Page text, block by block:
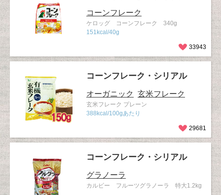
コーンフレーク
ケロッグ コーンフレーク 340g
151kcal/40g
33943
コーンフレーク・シリアル
オーガニック 玄米フレーク
玄米フレーク プレーン
388kcal/100gあたり
29681
コーンフレーク・シリアル
グラノーラ
カルビー フルーツグラノーラ 特大1.2kg